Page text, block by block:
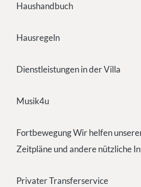
Haushandbuch
Hausregeln
Dienstleistungen in der Villa
Musik4u
Fortbewegung Wir helfen
Zeitpläne und andere nützliche
Privater Transferservice